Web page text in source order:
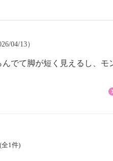
04/13）
でて脚が短く見えるし、モ
全1件)